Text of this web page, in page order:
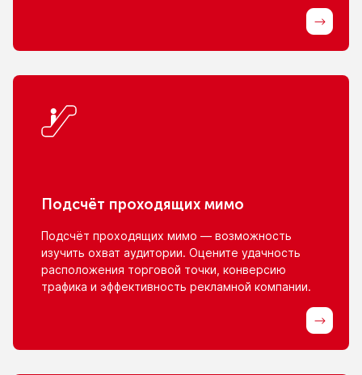
Подсчёт проходящих мимо
Подсчёт проходящих мимо — возможность
изучить охват аудитории. Оцените удачность
расположения торговой точки, конверсию
трафика и эффективность рекламной компании.